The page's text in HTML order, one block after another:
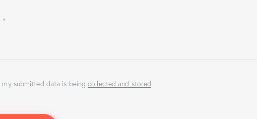
my submitted data is beingcollected and stored.